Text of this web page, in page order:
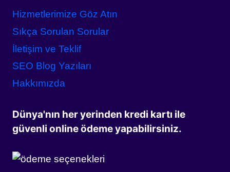
Hizmetlerimize Göz Atın
Sıkça Sorulan Sorular
İletişim ve Teklif
SEO Blog Yazıları
Hakkımızda
Dünya'nın her yerinden kredi kartı ile
güvenli online ödeme yapabilirsiniz.